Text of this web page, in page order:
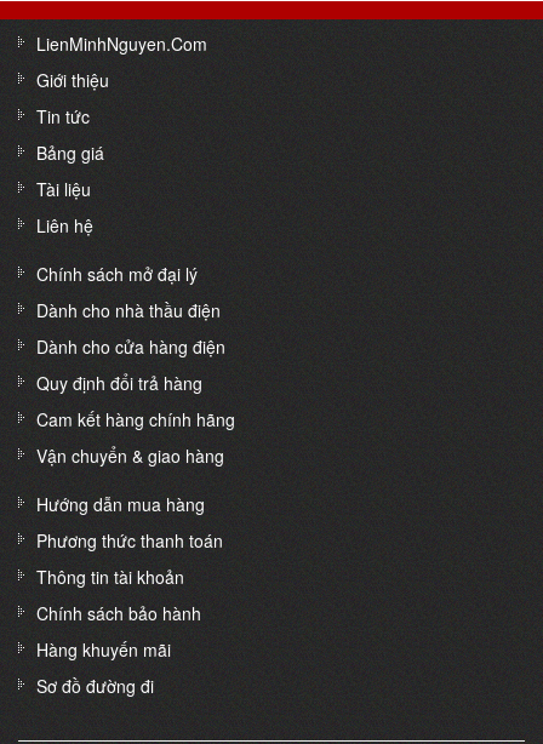
LienMinhNguyen.Com
Giới thiệu
Tin tức
Bảng giá
Tài liệu
Liên hệ
Chính sách mở đại lý
Dành cho nhà thầu điện
Dành cho cửa hàng điện
Quy định đổi trả hàng
Cam kết hàng chính hãng
Vận chuyển & giao hàng
Hướng dẫn mua hàng
Phương thức thanh toán
Thông tin tài khoản
Chính sách bảo hành
Hàng khuyến mãi
Sơ đồ đường đi